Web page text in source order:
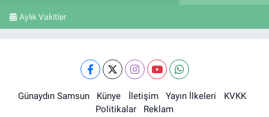
Aylık Vakitler
Günaydın Samsun Künye İletişim Yayın İlkeleri
KVKK
Politikalar
Reklam